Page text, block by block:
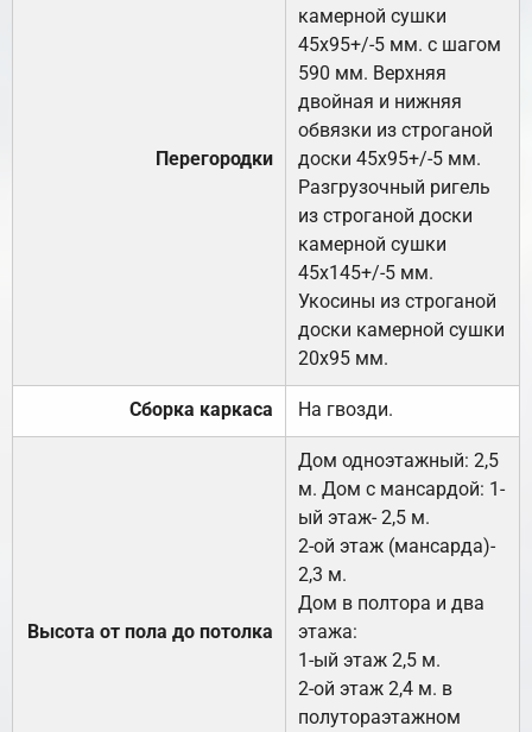
Перегородки
камерной сушки
45х95+/-5 мм. с шагом
590 мм. Верхняя
двойная и нижняя
обвязки из строганой
доски 45х95+/-5 мм.
Разгрузочный ригель
из строганой доски
камерной сушки
45х145+/-5 мм.
Укосины из строганой
доски камерной сушки
20х95 мм.
Сборка каркаса На гвозди.
Высота от пола до потолка
Дом одноэтажный: 2,5
м. Дом с мансардой: 1-
ый этаж- 2,5 м.
2-ой этаж (мансарда)-
2,3 м.
Дом в полтора и два
этажа:
1-ый этаж 2,5 м.
2-ой этаж 2,4 м. в
полутораэтажном